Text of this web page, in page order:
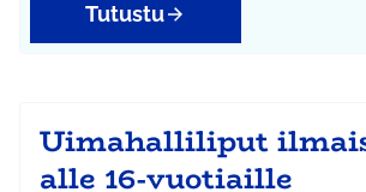
Tutustu
Uimahalliliput
alle 16-vuotiaille